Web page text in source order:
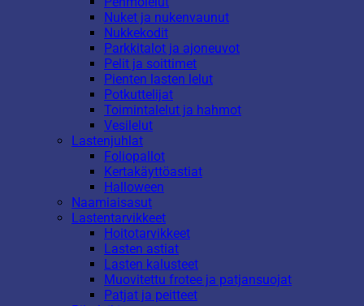
Nuket ja nukenvaunut
Nukkekodit
Parkkitalot ja ajoneuvot
Pelit ja soittimet
Pienten lasten lelut
Potkuttelijat
Toimintalelut ja hahmot
Vesilelut
Lastenjuhlat
Foliopallot
Kertakäyttöastiat
Halloween
Naamiaisasut
Lastentarvikkeet
Hoitotarvikkeet
Lasten astiat
Lasten kalusteet
Muovitettu frotee ja patjansuojat
Patjat ja peitteet